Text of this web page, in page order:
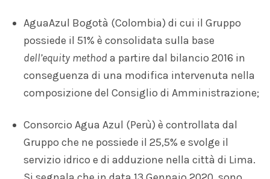
AguaAzul Bogotà (Colombia) di cui il Gruppo
possiede il 51% è consolidata sulla base
dell’equity method a partire dal bilancio 2016 in
conseguenza di una modifica intervenuta nella
composizione del Consiglio di Amministrazione;
Consorcio Agua Azul (Perù) è controllata dal
Gruppo che ne possiede il 25,5% e svolge il
servizio idrico e di adduzione nella città di Lima.